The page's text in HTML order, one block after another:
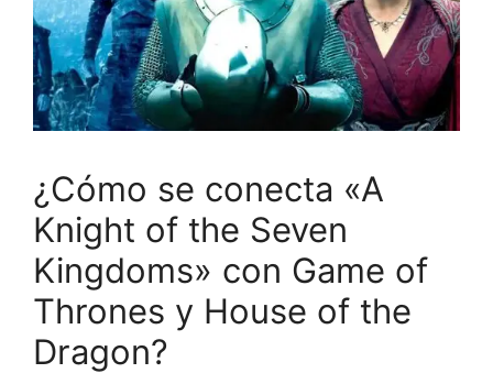
¿Cómo se conecta «A
Knight of the Seven
Kingdoms» con Game of
Thrones y House of the
Dragon?